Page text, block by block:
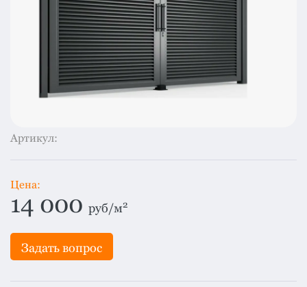
Доборные
элементы
Водосточная
система
Изоляция
Комплектующие
Смотреть
все
категории
Артикул:
Цена:
14 000 руб/м2
Задать вопрос